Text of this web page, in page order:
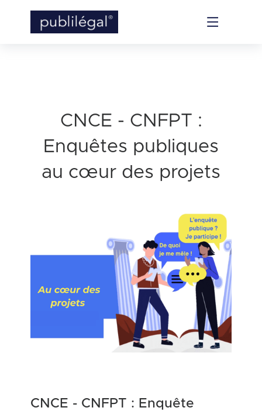
CNCE - CNFPT :
Enquêtes publiques
au cœur des projets
CNCE - CNFPT : Enquête